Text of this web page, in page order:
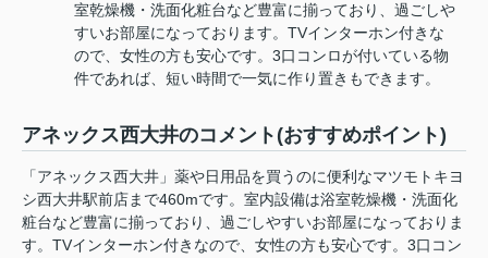
室乾燥機・洗面化粧台など豊富に揃っており、過ごしや
すいお部屋になっております。TVインターホン付きな
ので、女性の方も安心です。3口コンロが付いている物
件であれば、短い時間で一気に作り置きもできます。
アネックス西大井のコメント(おすすめポイント)
「アネックス西大井」薬や日用品を買うのに便利なマツモトキヨ
シ西大井駅前店まで460mです。室内設備は浴室乾燥機・洗面化
粧台など豊富に揃っており、過ごしやすいお部屋になっておりま
す。TVインターホン付きなので、女性の方も安心です。3口コン